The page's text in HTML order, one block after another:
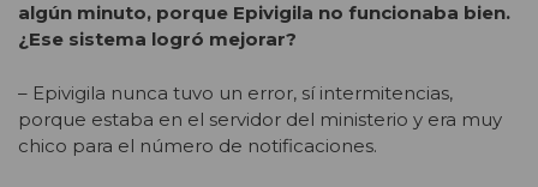
algún minuto, porque Epivigila no funcionaba bien.
¿Ese sistema logró mejorar?
– Epivigila nunca tuvo un error, sí intermitencias,
porque estaba en el servidor del ministerio y era muy
chico para el número de notificaciones.